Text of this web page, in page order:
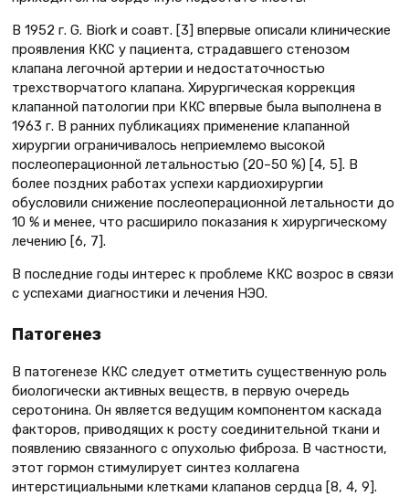
В 1952 г. G. Biork и соавт. [3] впервые описали клинические
проявления ККС у пациента, страдавшего стенозом
клапана легочной артерии и недостаточностью
трехстворчатого клапана. Хирургическая коррекция
клапанной патологии при ККС впервые была выполнена в
1963 г. В ранних публикациях применение клапанной
хирургии ограничивалось неприемлемо высокой
послеоперационной летальностью (20–50 %) [4, 5]. В
более поздних работах успехи кардиохирургии
обусловили снижение послеоперационной летальности до
10 % и менее, что расширило показания к хирургическому
лечению [6, 7].
В последние годы интерес к проблеме ККС возрос в связи
с успехами диагностики и лечения НЭО.
Патогенез
В патогенезе ККС следует отметить существенную роль
биологически активных веществ, в первую очередь
серотонина. Он является ведущим компонентом каскада
факторов, приводящих к росту соединительной ткани и
появлению связанного с опухолью фиброза. В частности,
этот гормон стимулирует синтез коллагена
интерстициальными клетками клапанов сердца [8, 4, 9].